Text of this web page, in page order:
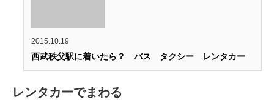
2015.10.19
西武秩父駅に着いたら？ バス タクシー レンタカー
レンタカーでまわる